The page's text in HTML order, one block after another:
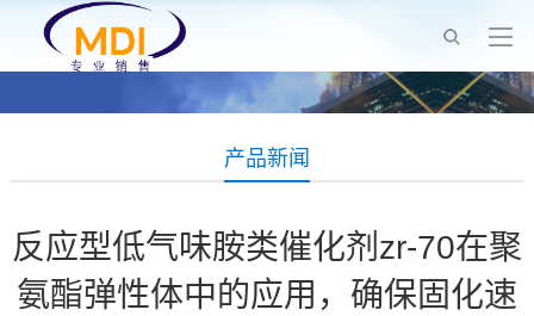
产品新闻
反应型低气味胺类催化剂zr-70在聚
氨酯弹性体中的应用，确保固化速